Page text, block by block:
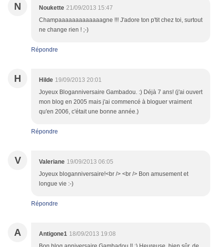
N Noukette 21/09/2013 15:47
Champaaaaaaaaaaaaagne !!! J'adore ton p'tit chez toi, surtout
ne change rien ! ;-)
Répondre
H Hilde 19/09/2013 20:01
Joyeux Bloganniversaire Gambadou. :) Déjà 7 ans! (j'ai ouvert
mon blog en 2005 mais j'ai commencé à bloguer vraiment
qu'en 2006, c'était une bonne année.)
Répondre
V Valeriane 19/09/2013 06:05
Joyeux bloganniversaire!<br /> <br /> Bon amusement et
longue vie :-)
Répondre
A Antigone1 18/09/2013 19:08